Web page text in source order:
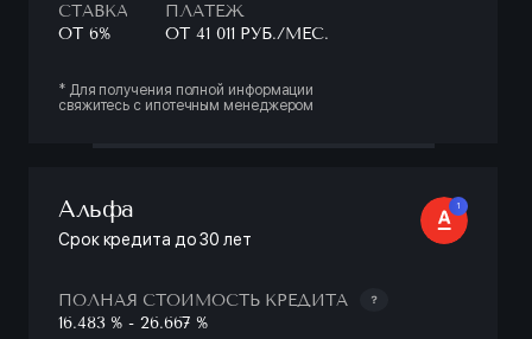
СТАВКА
ОТ 6%
ПЛАТЕЖ
ОТ 41 011 РУБ./МЕС.
* Для получения полной информации
свяжитесь с ипотечным менеджером
Альфа
Срок кредита до 30 лет
1
ПОЛНАЯ СТОИМОСТЬ КРЕДИТА
16.483 % - 26.667 %